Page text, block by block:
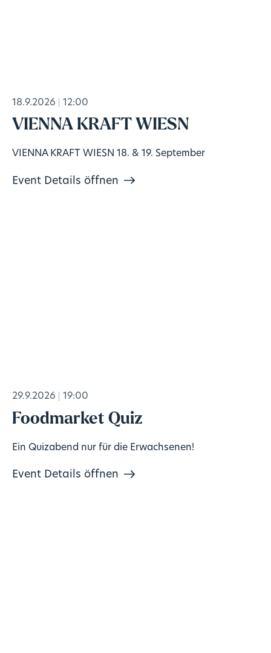
18.9.2026 12:00
VIENNA KRAFT WIESN
VIENNA KRAFT WIESN 18. & 19. September
Event Details öffnen
29.9.2026 19:00
Foodmarket Quiz
Ein Quizabend nur für die Erwachsenen!
Event Details öffnen